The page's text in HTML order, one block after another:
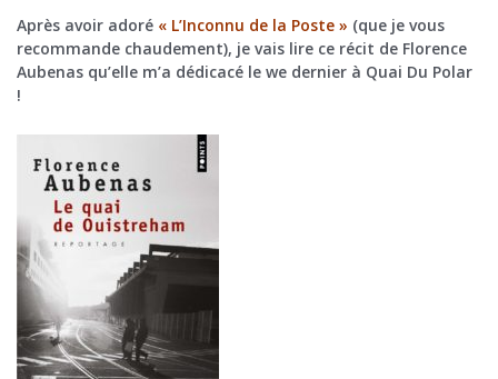
Après avoir adoré « L’Inconnu de la Poste » (que je vous
recommande chaudement), je vais lire ce récit de Florence
Aubenas qu’elle m’a dédicacé le we dernier à Quai Du Polar
!